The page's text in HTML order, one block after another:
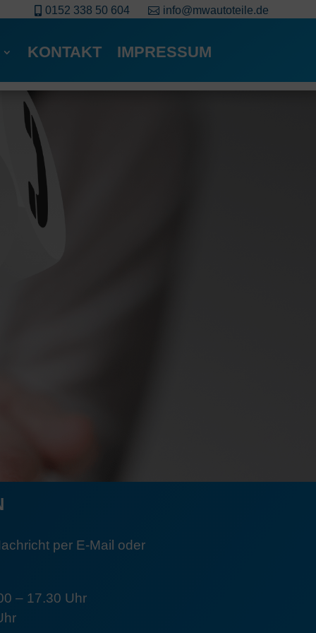
 0152 338 50 604  info@mwautoteile.de
KONTAKT IMPRESSUM
per E-Mail oder
– 17.30 Uhr